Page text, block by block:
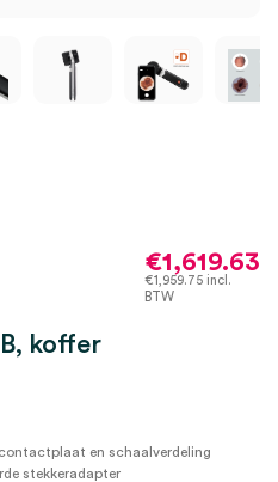
koffer
€1,619.63
€1,959.75 incl.
BTW
en schaalverdeling
stekkeradapter